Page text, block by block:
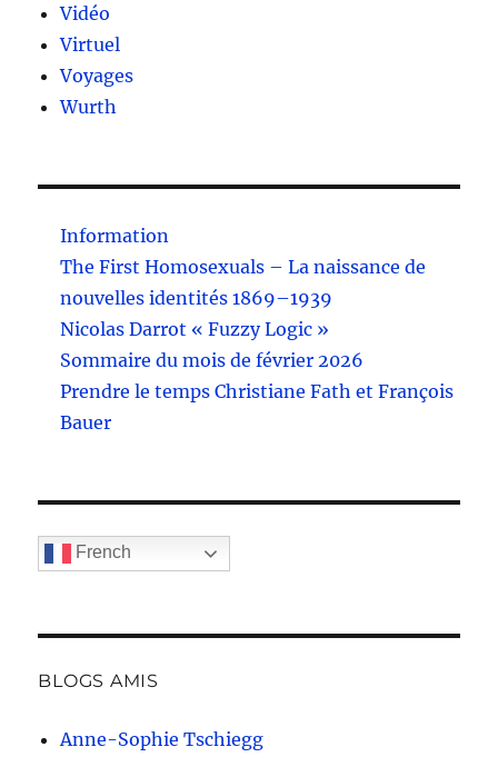
Vidéo
Virtuel
Voyages
Wurth
Information
The First Homosexuals – La naissance de
nouvelles identités 1869–1939
Nicolas Darrot « Fuzzy Logic »
Sommaire du mois de février 2026
Prendre le temps Christiane Fath et François
Bauer
French
BLOGS AMIS
Anne-Sophie Tschiegg